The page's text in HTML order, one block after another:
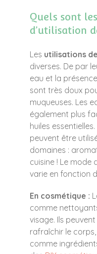
Quels sont
d’utilisation
Les utilisations
diverses. De par
eau et la
sont très doux
muqueuses. Les
également plus
huiles
peuvent être
domaines :
cuisine ! Le mode
varie en fonction
En cosmétique :
comme
visage. Ils
rafraîchir le
comme